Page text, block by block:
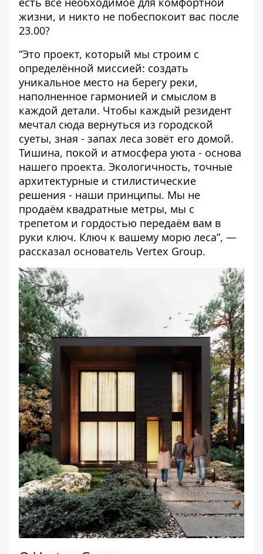
жизни, и никто не побеспокоит вас после
23.00?
“Это проект, который мы строим с
определённой миссией: создать
уникальное место на берегу реки,
наполненное гармонией и смыслом в
каждой детали. Чтобы каждый резидент
мечтал сюда вернуться из городской
суеты, зная - запах леса зовёт его домой.
Тишина, покой и атмосфера уюта - основа
нашего проекта. Экологичность, точные
архитектурные и стилистические
решения - наши принципы. Мы не
продаём квадратные метры, мы с
трепетом и гордостью передаём вам в
руки ключ. Ключ к вашему морю леса”, —
рассказал основатель Vertex Group.